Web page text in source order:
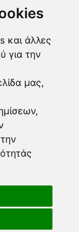
και άλλες
για την
μας,